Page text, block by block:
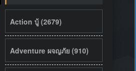
Action บู้ (2679)
Adventure ผจญภัย (910)